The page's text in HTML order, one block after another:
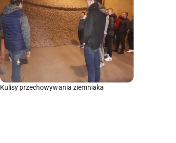
Kulisy przechowywania ziemniaka